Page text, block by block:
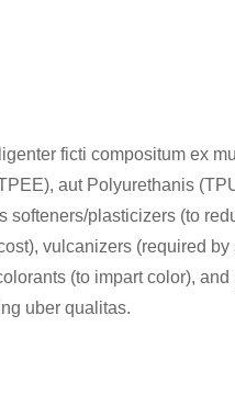
ficti compositum ex
aut Polyurethanis
plasticizers (to
vulcanizers (required
(to impart color),
uber qualitas.